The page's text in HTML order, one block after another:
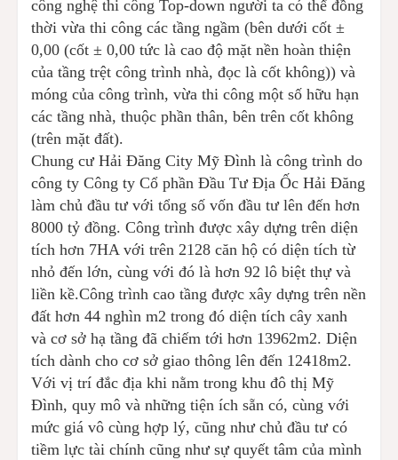
công nghệ thi công Top-down người ta có thể đồng
thời vừa thi công các tầng ngầm (bên dưới cốt ±
0,00 (cốt ± 0,00 tức là cao độ mặt nền hoàn thiện
của tầng trệt công trình nhà, đọc là cốt không)) và
móng của công trình, vừa thi công một số hữu hạn
các tầng nhà, thuộc phần thân, bên trên cốt không
(trên mặt đất).
Chung cư Hải Đăng City Mỹ Đình là công trình do
công ty Công ty Cổ phần Đầu Tư Địa Ốc Hải Đăng
làm chủ đầu tư với tổng số vốn đầu tư lên đến hơn
8000 tỷ đồng. Công trình được xây dựng trên diện
tích hơn 7HA với trên 2128 căn hộ có diện tích từ
nhỏ đến lớn, cùng với đó là hơn 92 lô biệt thự và
liền kề.Công trình cao tầng được xây dựng trên nền
đất hơn 44 nghìn m2 trong đó diện tích cây xanh
và cơ sở hạ tầng đã chiếm tới hơn 13962m2. Diện
tích dành cho cơ sở giao thông lên đến 12418m2.
Với vị trí đắc địa khi nằm trong khu đô thị Mỹ
Đình, quy mô và những tiện ích sẵn có, cùng với
mức giá vô cùng hợp lý, cũng như chủ đầu tư có
tiềm lực tài chính cũng như sự quyết tâm của mình